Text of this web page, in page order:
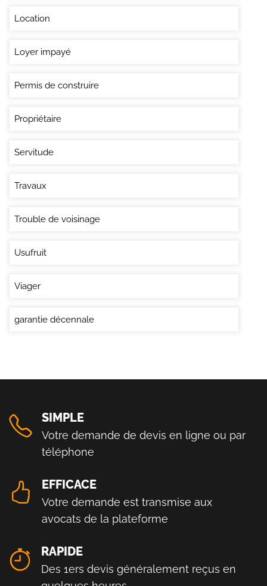
Location
Loyer impayé
Permis de construire
Propriétaire
Servitude
Travaux
Trouble de voisinage
Usufruit
Viager
garantie décennale
SIMPLE
Votre demande de devis en ligne ou par
téléphone
EFFICACE
Votre demande est transmise aux
avocats de la plateforme
RAPIDE
Des 1ers devis généralement reçus en